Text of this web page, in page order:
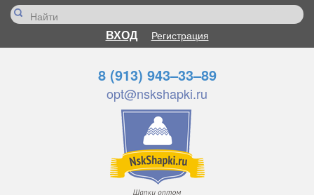
ВХОД Регистрация
8 (913) 943–33–89
opt@nskshapki.ru